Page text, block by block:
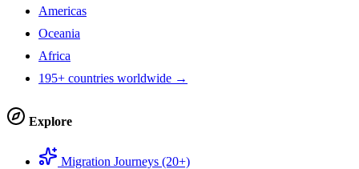
Americas
Oceania
Africa
195+ countries worldwide →
Explore
Migration Journeys (20+)